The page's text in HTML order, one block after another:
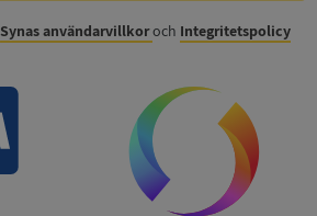
Synas användarvillkoroch Integritetspolicy